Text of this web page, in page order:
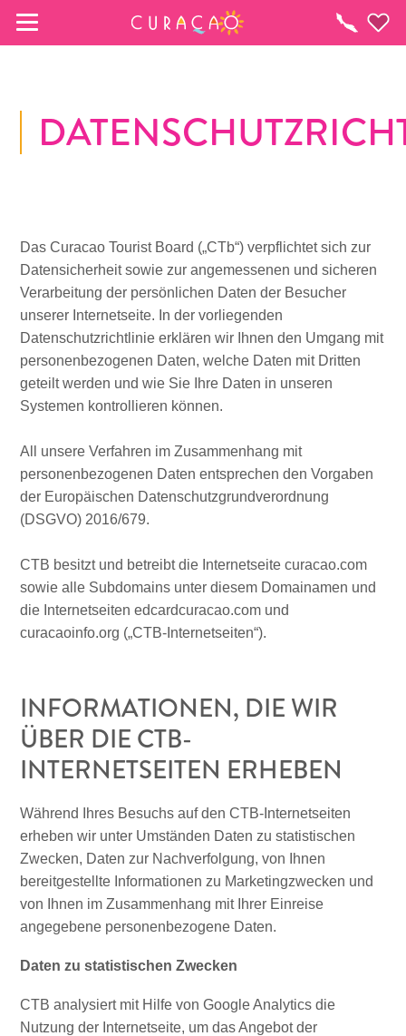
To-
do-
Abenteuer
Land
andere
Einkaufsviertel
Essen
Kunst
und
Kultur
Mietwagen
Nachtleben
und
Unterhaltung
Natur
und
Parks
Wahrzeichen
Spa
Das Curacao Tourist Board („CTb“) verpflichtet sich zur
Datensicherheit sowie zur angemessenen und sicheren
Verarbeitung der persönlichen Daten der Besucher
unserer Internetseite. In der vorliegenden
Datenschutzrichtlinie erklären wir Ihnen den Umgang mit
personenbezogenen Daten, welche Daten mit Dritten
geteilt werden und wie Sie Ihre Daten in unseren
Systemen kontrollieren können.
All unsere Verfahren im Zusammenhang mit
personenbezogenen Daten entsprechen den Vorgaben
der Europäischen Datenschutzgrundverordnung
(DSGVO) 2016/679.
CTB besitzt und betreibt die Internetseite curacao.com
sowie alle Subdomains unter diesem Domainamen und
die Internetseiten edcardcuracao.com und
curacaoinfo.org („CTB-Internetseiten“).
INFORMATIONEN, DIE WIR
ÜBER DIE CTB-
INTERNETSEITEN ERHEBEN
Während Ihres Besuchs auf den CTB-Internetseiten
erheben wir unter Umständen Daten zu statistischen
Zwecken, Daten zur Nachverfolgung, von Ihnen
bereitgestellte Informationen zu Marketingzwecken und
von Ihnen im Zusammenhang mit Ihrer Einreise
angegebene personenbezogene Daten.
Daten zu statistischen Zwecken
CTB analysiert mit Hilfe von Google Analytics die
Nutzung der Internetseite, um das Angebot der
MEINE FAVORITEN
Es schaut so aus, als ob Sie noch keine
Lieblingsorte in Curaçao gespeichert
Sie auf das